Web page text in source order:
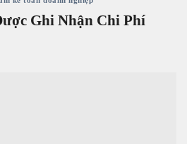
Ghi Nhận Chi Phí